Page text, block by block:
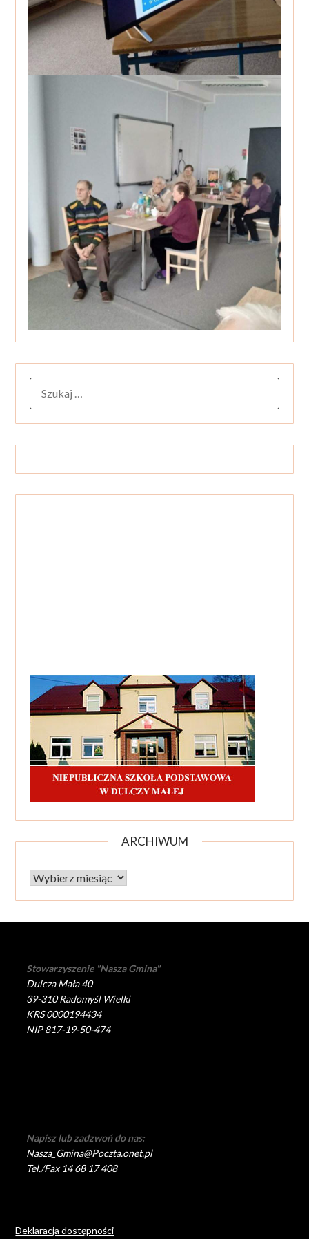
ARCHIWUM
Archiwum
Stowarzyszenie "Nasza Gmina"
Dulcza Mała 40
39-310 Radomyśl Wielki
KRS 0000194434
NIP 817-19-50-474
Napisz lub zadzwoń do nas:
Nasza_Gmina@Poczta.onet.pl
Tel./Fax 14 68 17 408
Deklaracja dostępności